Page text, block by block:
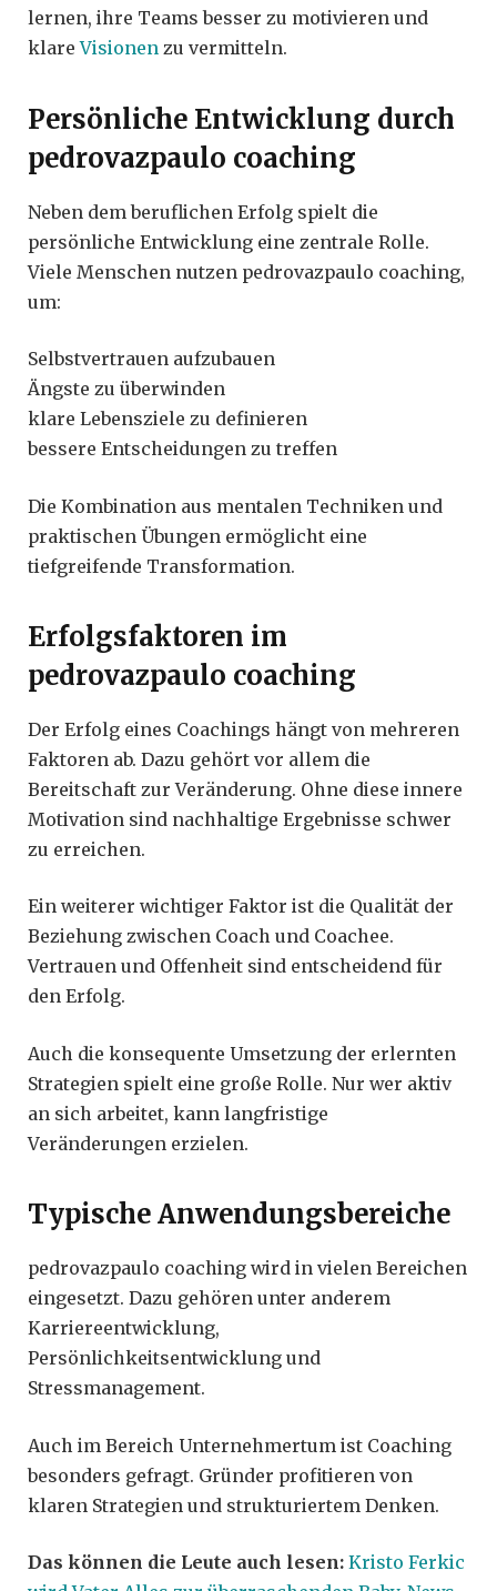
lernen, ihre Teams besser zu motivieren und
klareVisionen zu vermitteln.
Persönliche Entwicklung durch
pedrovazpaulo coaching
Neben dem beruflichen Erfolg spielt die
persönliche Entwicklung eine zentrale Rolle.
Viele Menschen nutzen pedrovazpaulo coaching,
um:
Selbstvertrauen aufzubauen
Ängste zu überwinden
klare Lebensziele zu definieren
bessere Entscheidungen zu treffen
Die Kombination aus mentalen Techniken und
praktischen Übungen ermöglicht eine
tiefgreifende Transformation.
Erfolgsfaktoren im
pedrovazpaulo coaching
Der Erfolg eines Coachings hängt von mehreren
Faktoren ab. Dazu gehört vor allem die
Bereitschaft zur Veränderung. Ohne diese innere
Motivation sind nachhaltige Ergebnisse schwer
zu erreichen.
Ein weiterer wichtiger Faktor ist die Qualität der
Beziehung zwischen Coach und Coachee.
Vertrauen und Offenheit sind entscheidend für
den Erfolg.
Auch die konsequente Umsetzung der erlernten
Strategien spielt eine große Rolle. Nur wer aktiv
an sich arbeitet, kann langfristige
Veränderungen erzielen.
Typische Anwendungsbereiche
pedrovazpaulo coaching wird in vielen Bereichen
eingesetzt. Dazu gehören unter anderem
Karriereentwicklung,
Persönlichkeitsentwicklung und
Stressmanagement.
Auch im Bereich Unternehmertum ist Coaching
besonders gefragt. Gründer profitieren von
klaren Strategien und strukturiertem Denken.
Das können die Leute auch lesen: Kristo Ferkic